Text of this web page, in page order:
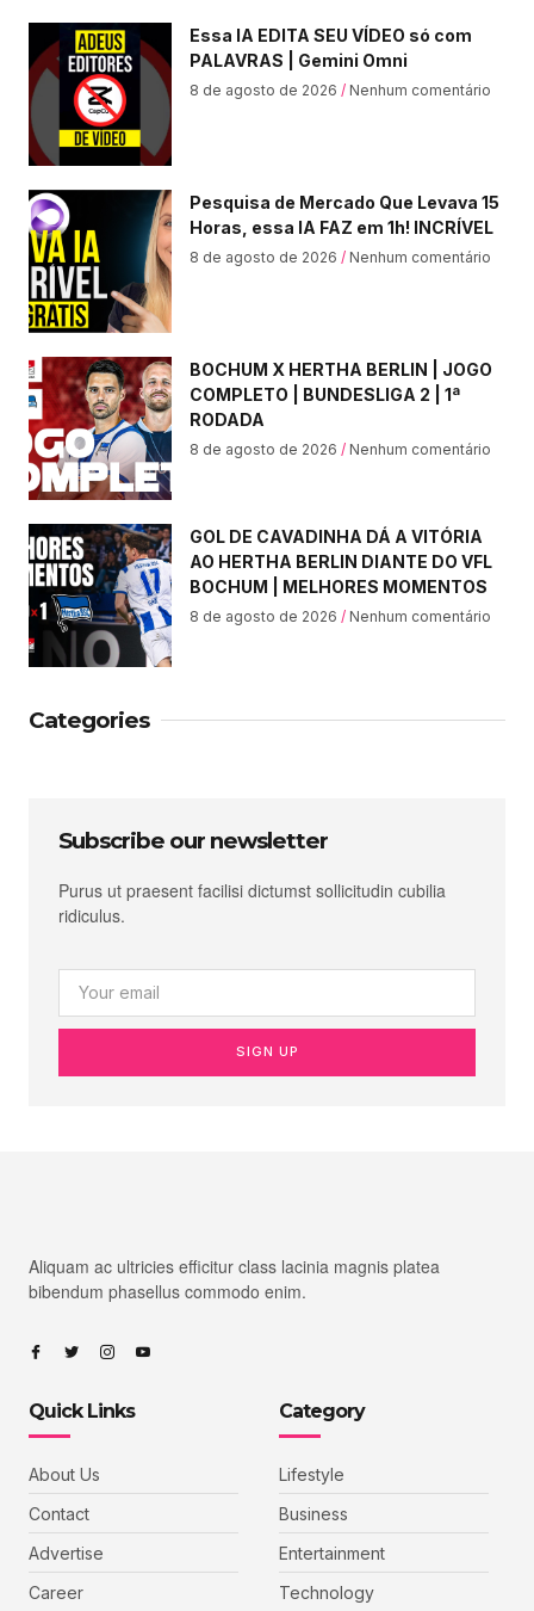
Essa IA EDITA SEU VÍDEO só com
PALAVRAS | Gemini Omni
8 de agosto de 2026 Nenhum comentário
Pesquisa de Mercado Que Levava 15
Horas, essa IA FAZ em 1h! INCRÍVEL
8 de agosto de 2026 Nenhum comentário
BOCHUM X HERTHA BERLIN | JOGO
COMPLETO | BUNDESLIGA 2 | 1ª
RODADA
8 de agosto de 2026 Nenhum comentário
GOL DE CAVADINHA DÁ A VITÓRIA
AO HERTHA BERLIN DIANTE DO VFL
BOCHUM | MELHORES MOMENTOS
8 de agosto de 2026 Nenhum comentário
Categories
Subscribe our newsletter
Purus ut praesent facilisi dictumst sollicitudin cubilia
ridiculus.
SIGN UP
Aliquam ac ultricies efficitur class lacinia magnis platea
bibendum phasellus commodo enim.
Quick Links
About Us
Contact
Advertise
Career
Category
Lifestyle
Business
Entertainment
Technology